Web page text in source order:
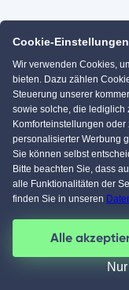
Cookie-Einstellungen
Wir verwenden Cookies,
bieten. Dazu zählen
Steuerung unserer
sowie solche, die lediglich
Komforteinstellungen
personalisierter Werbung
Sie können selbst
Bitte beachten Sie, dass
alle Funktionalitäten der
finden Sie in unseren
Alle